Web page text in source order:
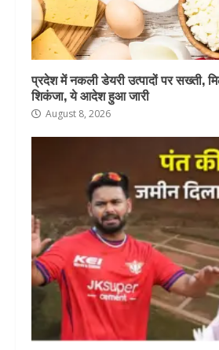
प्रदेश में नकली डेयरी उत्पादों पर सख्ती,
शिकंजा, ये आदेश हुआ जारी
August 8, 2026